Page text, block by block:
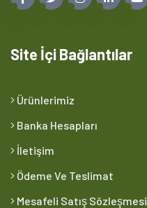
Site İçi Bağlantılar
Ürünlerimiz
Banka Hesapları
İletişim
Ödeme Ve Teslimat
Mesafeli Satış Sözleşmesi